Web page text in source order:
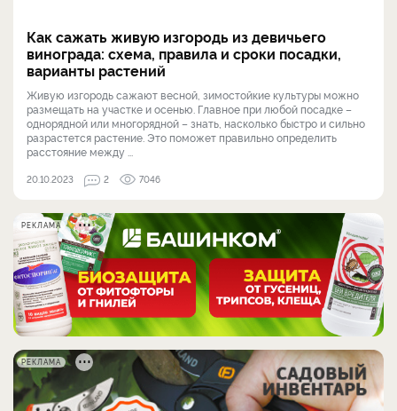
Как сажать живую изгородь из девичьего
винограда: схема, правила и сроки посадки,
варианты растений
Живую изгородь сажают весной, зимостойкие культуры можно
размещать на участке и осенью. Главное при любой посадке –
однорядной или многорядной – знать, насколько быстро и сильно
разрастется растение. Это поможет правильно определить
расстояние между ...
20.10.2023 2 7046
РЕКЛАМА
РЕКЛАМА